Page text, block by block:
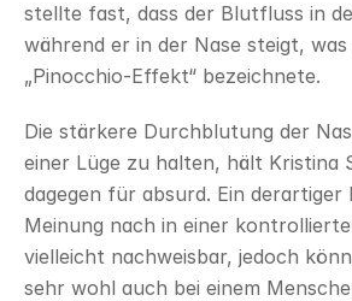
stellte fast, dass der Blutfluss in
während er in der Nase steigt, was
„Pinocchio-Effekt“ bezeichnete.
Die stärkere Durchblutung der
einer Lüge zu halten, hält Kristina
dagegen für absurd. Ein
Meinung nach in einer
vielleicht nachweisbar, jedoch
sehr wohl auch bei einem